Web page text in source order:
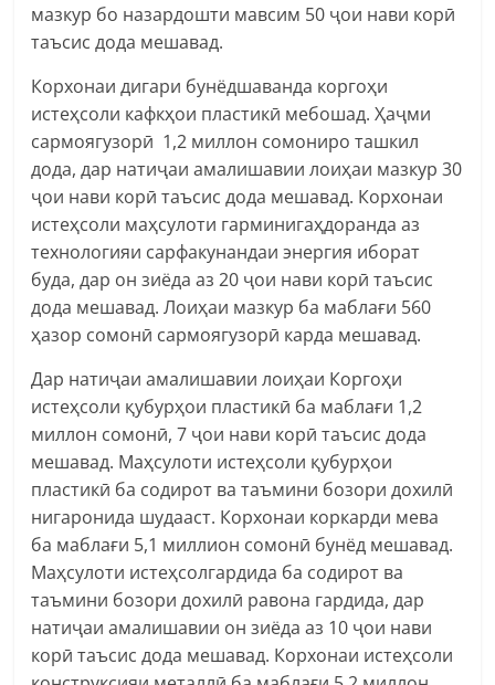
мазкур бо назардошти мавсим 50 ҷои нави корӣ
таъсис дода мешавад.
Корхонаи дигари бунёдшаванда коргоҳи
истеҳсоли кафкҳои пластикӣ мебошад. Ҳаҷми
сармоягузорӣ 1,2 миллон сомониро ташкил
дода, дар натиҷаи амалишавии лоиҳаи мазкур 30
ҷои нави корӣ таъсис дода мешавад. Корхонаи
истеҳсоли маҳсулоти гарминигаҳдоранда аз
технологияи сарфакунандаи энергия иборат
буда, дар он зиёда аз 20 ҷои нави корӣ таъсис
дода мешавад. Лоиҳаи мазкур ба маблағи 560
ҳазор сомонӣ сармоягузорӣ карда мешавад.
Дар натиҷаи амалишавии лоиҳаи Коргоҳи
истеҳсоли қубурҳои пластикӣ ба маблағи 1,2
миллон сомонӣ, 7 ҷои нави корӣ таъсис дода
мешавад. Маҳсулоти истеҳсоли қубурҳои
пластикӣ ба содирот ва таъмини бозори дохилӣ
нигаронида шудааст. Корхонаи коркарди мева
ба маблағи 5,1 миллион сомонӣ бунёд мешавад.
Маҳсулоти истеҳсолгардида ба содирот ва
таъмини бозори дохилӣ равона гардида, дар
натиҷаи амалишавии он зиёда аз 10 ҷои нави
корӣ таъсис дода мешавад. Корхонаи истеҳсоли